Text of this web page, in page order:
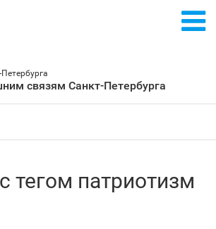
связям Санкт‑Петербурга
тегом патриотизм